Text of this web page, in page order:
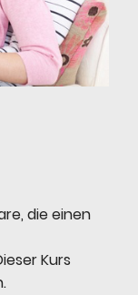
die einen
Kurs